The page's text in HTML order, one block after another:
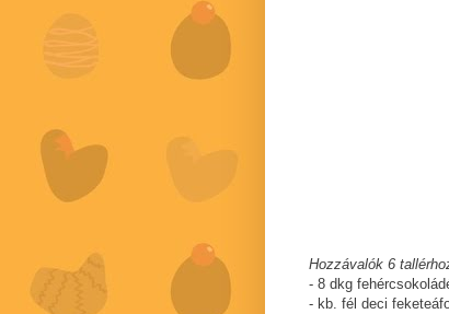
Hozzávalók 6
- 8 dkg
- kb. fél deci